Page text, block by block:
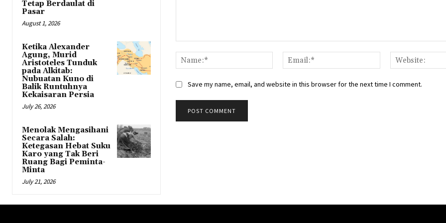
Tetap Berdaulat di
Pasar
August 1, 2026
Ketika Alexander
Agung, Murid
Aristoteles Tunduk
pada Alkitab:
Nubuatan Kuno di
Balik Runtuhnya
Kekaisaran Persia
July 26, 2026
Menolak Mengasihani
Secara Salah:
Ketegasan Hebat Suku
Karo yang Tak Beri
Ruang Bagi Peminta-
Minta
July 21, 2026
Name:*
Email:*
Save my name, email, and website in this browser for the next time I comment.